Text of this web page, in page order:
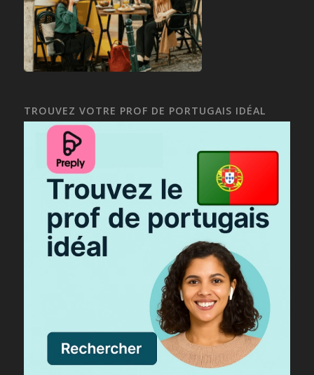
TROUVEZ VOTRE PROF DE PORTUGAIS IDÉAL